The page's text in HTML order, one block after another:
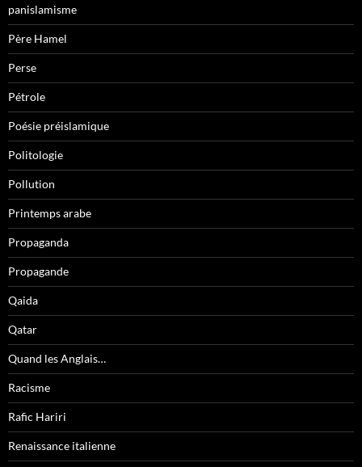
panislamisme
Père Hamel
Perse
Pétrole
Poésie préislamique
Politologie
Pollution
Printemps arabe
Propaganda
Propagande
Qaida
Qatar
Quand les Anglais…
Racisme
Rafic Hariri
Renaissance italienne